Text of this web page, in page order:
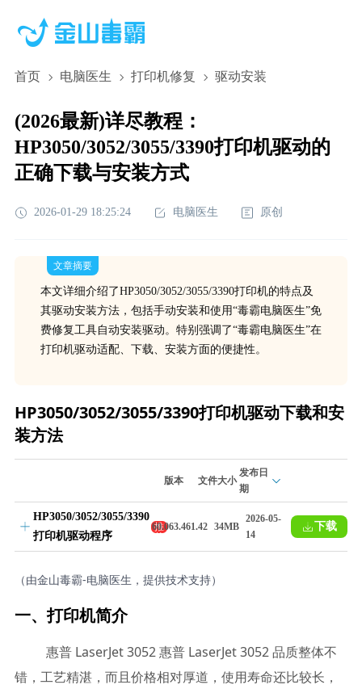
首页 电脑医生 打印机修复 驱动安装
(2026最新)详尽教程：
HP3050/3052/3055/3390打印机驱动的
正确下载与安装方式
2026-01-29 18:25:24 电脑医生 原创
文章摘要
本文详细介绍了HP3050/3052/3055/3390打印机的特点及
其驱动安装方法，包括手动安装和使用“毒霸电脑医生”免
费修复工具自动安装驱动。特别强调了“毒霸电脑医生”在
打印机驱动适配、下载、安装方面的便捷性。
HP3050/3052/3055/3390打印机驱动下载和安
装方法
版本 文件大小
发布日
期
HP3050/3052/3055/3390
打印机驱动程序
推
荐
60.063.461.42 34MB
2026-05-
14
下载
（由金山毒霸-电脑医生，提供技术支持）
一、打印机简介
惠普 LaserJet 3052 惠普 LaserJet 3052 品质整体不
错，工艺精湛，而且价格相对厚道，使用寿命还比较长，